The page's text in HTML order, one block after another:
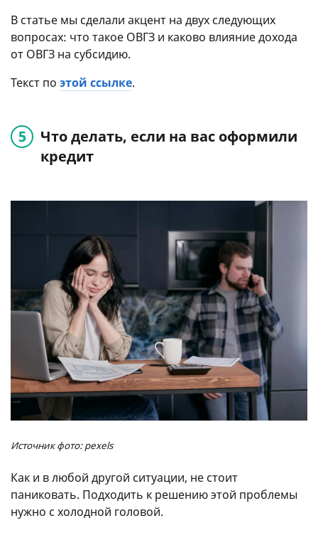
В статье мы сделали акцент на двух следующих
вопросах: что такое ОВГЗ и каково влияние дохода
от ОВГЗ на субсидию.
Текст по этой ссылке.
Что делать, если на вас оформили
кредит
Источник фото: pexels
Как и в любой другой ситуации, не стоит
паниковать. Подходить к решению этой проблемы
нужно с холодной головой.